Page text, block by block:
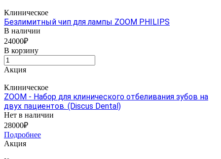
Клиническое
Безлимитный чип для лампы ZOOM PHILIPS
В наличии
24000₽
В корзину
Акция
Клиническое
ZOOM - Набор для клинического отбеливания зубов на
двух пациентов. (Discus Dental)
Нет в наличии
28000₽
Подробнее
Акция